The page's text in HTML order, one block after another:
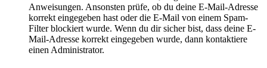
Anweisungen. Ansonsten prüfe, ob du deine E-Mail-Adresse
korrekt eingegeben hast oder die E-Mail von einem Spam-
Filter blockiert wurde. Wenn du dir sicher bist, dass deine E-
Mail-Adresse korrekt eingegeben wurde, dann kontaktiere
einen Administrator.